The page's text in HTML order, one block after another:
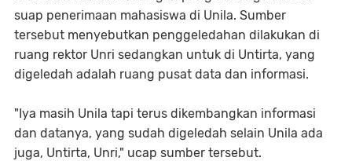
suap penerimaan mahasiswa di Unila. Sumber
tersebut menyebutkan penggeledahan dilakukan di
ruang rektor Unri sedangkan untuk di Untirta, yang
digeledah adalah ruang pusat data dan informasi.
"Iya masih Unila tapi terus dikembangkan informasi
dan datanya, yang sudah digeledah selain Unila ada
juga, Untirta, Unri," ucap sumber tersebut.